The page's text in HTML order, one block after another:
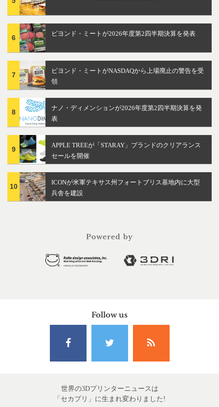
6
ビヨンド・ミートが2026年度第2四半期決算を発表
7
ビヨンド・ミートがNASDAQから上場廃止の警告を受
領
8
ナノ・ディメンションが2026年度第2四半期決算を発
表
9
APPLE TREEが「STARAY」ブランドのクリアランス
セールを開催
10
ICONが米軍テキサス州フォートブリス基地内に大型
兵舎を建設
Powered by
Follow us
世界の3Dプリンターニュースは
「セカプリ」に生まれ変わりました!